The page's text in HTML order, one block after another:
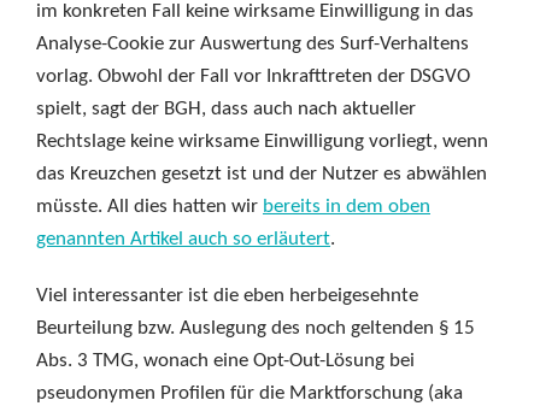
im konkreten Fall keine wirksame Einwilligung in das
Analyse-Cookie zur Auswertung des Surf-Verhaltens
vorlag. Obwohl der Fall vor Inkrafttreten der DSGVO
spielt, sagt der BGH, dass auch nach aktueller
Rechtslage keine wirksame Einwilligung vorliegt, wenn
das Kreuzchen gesetzt ist und der Nutzer es abwählen
müsste. All dies hatten wir bereits in dem oben
genannten Artikel auch so erläutert.
Viel interessanter ist die eben herbeigesehnte
Beurteilung bzw. Auslegung des noch geltenden § 15
Abs. 3 TMG, wonach eine Opt-Out-Lösung bei
pseudonymen Profilen für die Marktforschung (aka